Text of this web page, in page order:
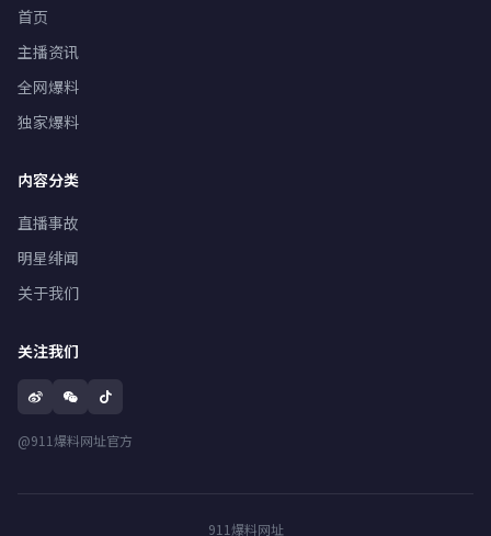
首页
主播资讯
全网爆料
独家爆料
内容分类
直播事故
明星绯闻
关于我们
关注我们
@911爆料网址官方
911爆料网址